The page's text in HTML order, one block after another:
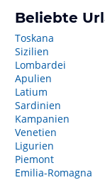
Beliebte
Toskana
Sizilien
Lombardei
Apulien
Latium
Sardinien
Kampanien
Venetien
Ligurien
Piemont
Emilia-Romagna